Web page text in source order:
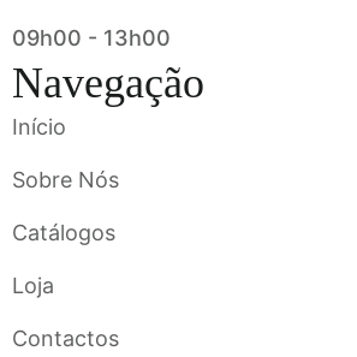
09h00 - 13h00
Navegação
Início
Sobre Nós
Catálogos
Loja
Contactos